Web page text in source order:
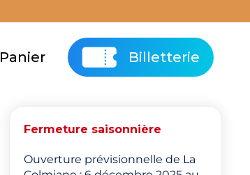
Panier Billetterie
Fermeture saisonnière
Ouverture prévisionnelle de La